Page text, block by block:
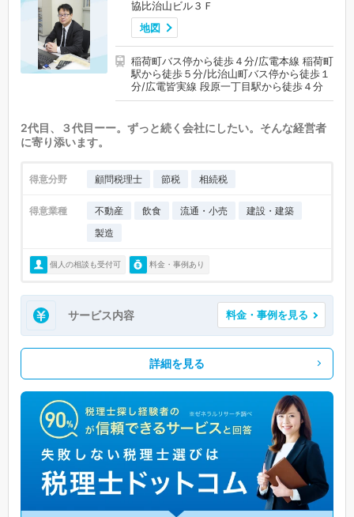
協比治山ビル３Ｆ
地図
稲荷町バス停から徒歩４分/広電本線 稲荷町
駅から徒歩５分/比治山町バス停から徒歩１
分/広電皆実線 段原一丁目駅から徒歩４分
2代目、３代目ーー。ずっと続く会社にしたい。そんな経営者
に寄り添います。
得意分野 顧問税理士 節税 相続税
得意業種 不動産 飲食 流通・小売
建設・建築
製造
個人の相談も受付可 料金・事例あり
サービス内容 料金・事例を見る
詳細を見る